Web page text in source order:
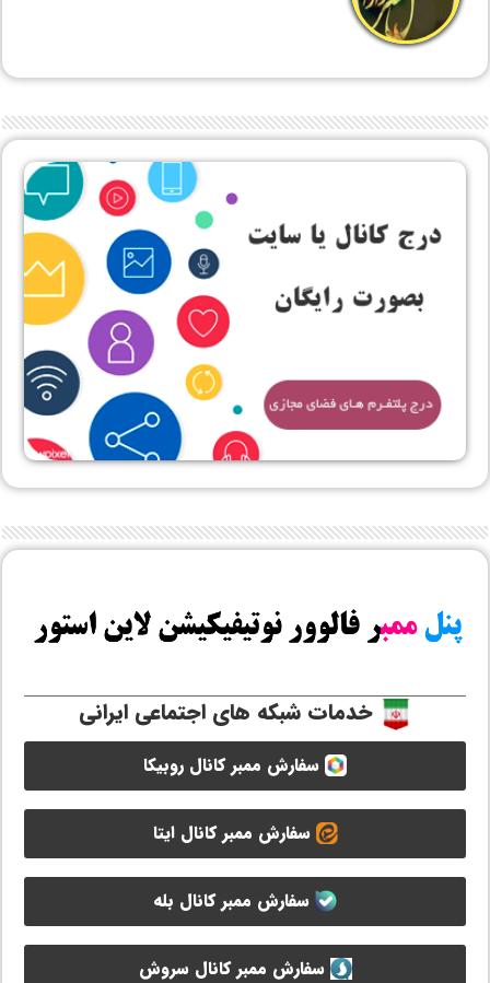
خدمات شبکه های اجتماعی ایرانی
سفارش ممبر کانال روبیکا
سفارش ممبر کانال ایتا
سفارش ممبر کانال بله
سفارش ممبر کانال سروش